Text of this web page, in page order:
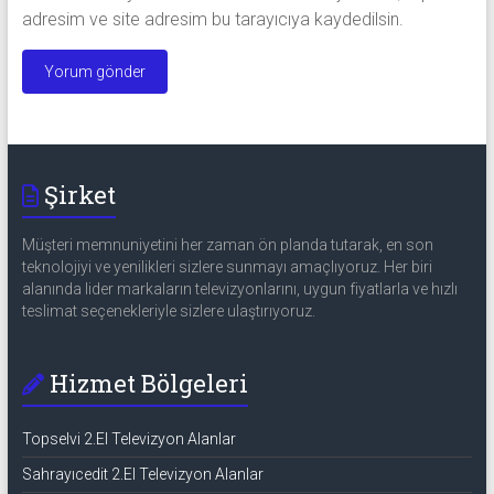
adresim ve site adresim bu tarayıcıya kaydedilsin.
Şirket
Müşteri memnuniyetini her zaman ön planda tutarak, en son
teknolojiyi ve yenilikleri sizlere sunmayı amaçlıyoruz. Her biri
alanında lider markaların televizyonlarını, uygun fiyatlarla ve hızlı
teslimat seçenekleriyle sizlere ulaştırıyoruz.
Hizmet Bölgeleri
Topselvi 2.El Televizyon Alanlar
Sahrayıcedit 2.El Televizyon Alanlar